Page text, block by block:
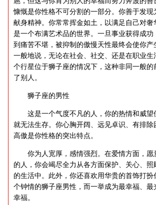
慷慨是你性格不可分割的一部分。你善于发
献身精神。你常常挥金如土，以满足自己对
是一个布满艺术品的世界。一旦事业获得成
到痛苦不堪，被抑制的傲慢天性最终会使你
一般地说，无论在社会、社交、还是在职业
个行星位于狮子座的情况下，这种非同一般
了别人。
狮子座的男性
这是一个气度不凡的人，你的热情和威望
就无法生存。你心胸开阔、远见卓识、有排
高傲是你性格的突出特点。
你为人宽厚，感情强烈。在爱情方面，愿
的人，你会竭尽全力从各方面保护、关心、
的生活中。此外，你还喜欢用华贵的首饰打
个钟情的狮子座男性，而一举成为最幸福、
幸福。